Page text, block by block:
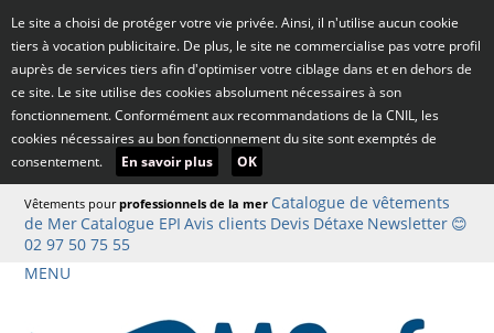
Le site a choisi de protéger votre vie privée. Ainsi, il n'utilise aucun cookie
tiers à vocation publicitaire. De plus, le site ne commercialise pas votre profil
auprès de services tiers afin d'optimiser votre ciblage dans et en dehors de
ce site. Le site utilise des cookies absolument nécessaires à son
fonctionnement. Conformément aux recommandations de la CNIL, les
cookies nécessaires au bon fonctionnement du site sont exemptés de
consentement.
En savoir plus OK
Vêtements pourprofessionnels de la mer Catalogue de vêtements
de Mer Catalogue EPI Avis clients Devis Détaxe Newsletter 😊
02 97 50 75 55
MENU